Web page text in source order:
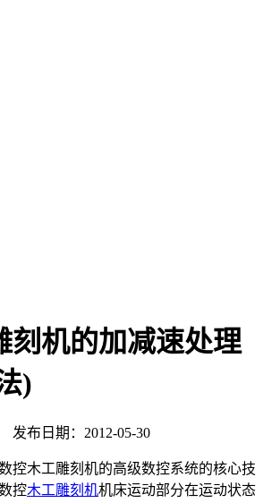
刻机的加减速处理
)
布日期：2012-05-30
木工雕刻机的高级数控系统的核心技
控木工雕刻机机床运动部分在运动状态